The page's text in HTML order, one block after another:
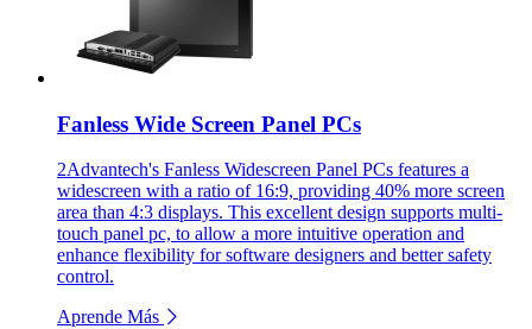
Fanless Wide Screen Panel PCs
2Advantech's Fanless Widescreen Panel PCs features a
widescreen with a ratio of 16:9, providing 40% more screen
area than 4:3 displays. This excellent design supports multi-
touch panel pc, to allow a more intuitive operation and
enhance flexibility for software designers and better safety
control.
Aprende Más